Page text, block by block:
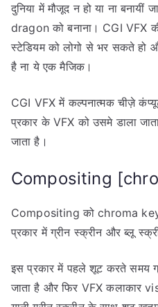
दुनिया में मौजूद न हो या ना
dragon को बनाना। CGI VFX
स्टेडियम को लोगो से भर सकते हो
है ना ये एक मैजिक।
CGI VFX में कल्पनात्मक चीज़े
प्रकार के VFX को उसमे डाला
जाता है।
Compositing
Compositing को chroma
प्रकार में ग्रीन स्क्रीन और ब्लू
इस प्रकार में पहले शूट करते समय
जाता है और फिर VFX कलाकार